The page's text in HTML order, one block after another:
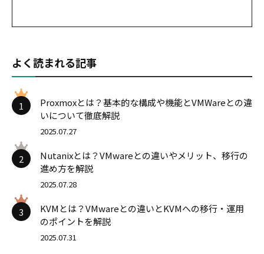
よく読まれる記事
1
Proxmoxとは？基本的な構成や機能とVMWareとの違
いについて徹底解説
2025.07.27
2
Nutanixとは？VMwareとの違いやメリット、移行の
進め方を解説
2025.07.28
3
KVMとは？VMwareとの違いとKVMへの移行・運用
のポイントを解説
2025.07.31